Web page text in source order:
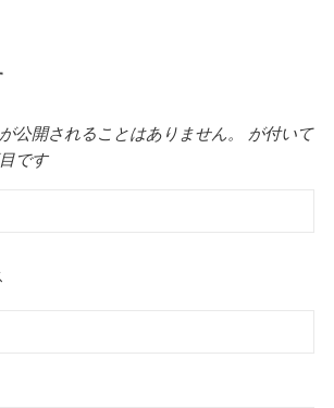
公開されることはありません。
が付いて
です